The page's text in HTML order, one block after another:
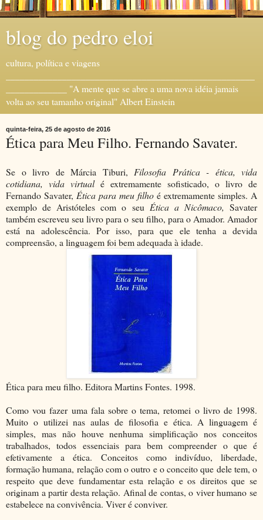
blog do pedro eloi
cultura, política e viagens
_____________ "A mente que se abre a uma nova idéia jamais
volta ao seu tamanho original" Albert Einstein
quinta-feira, 25 de agosto de 2016
Ética para Meu Filho. Fernando Savater.
Se o livro de Márcia Tiburi, Filosofia Prática - ética, vida
cotidiana, vida virtual é extremamente sofisticado, o livro de
Fernando Savater, Ética para meu filho é extremamente simples. A
exemplo de Aristóteles com o seu Ética a Nicômaco,Savater
também escreveu seu livro para o seu filho, para o Amador. Amador
está na adolescência. Por isso, para que ele tenha a devida
compreensão, a linguagem foi bem adequada à idade.
Ética para meu filho. Editora Martins Fontes. 1998.
Como vou fazer uma fala sobre o tema, retomei o livro de 1998.
Muito o utilizei nas aulas de filosofia e ética. A linguagem é
simples, mas não houve nenhuma simplificação nos conceitos
trabalhados, todos essenciais para bem compreender o que é
efetivamente a ética. Conceitos como indivíduo, liberdade,
formação humana, relação com o outro e o conceito que dele tem, o
respeito que deve fundamentar esta relação e os direitos que se
originam a partir desta relação. Afinal de contas, o viver humano se
estabelece na convivência. Viver é conviver.